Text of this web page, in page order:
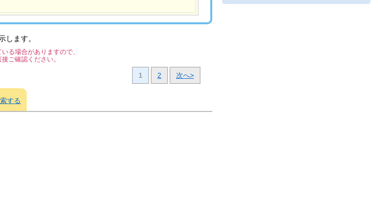
します。
る場合がありますので、
ご確認ください。
1 2 次へ>
する